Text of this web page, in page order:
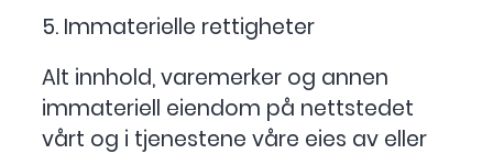
5. Immaterielle rettigheter
Alt innhold, varemerker og annen
immateriell eiendom på nettstedet
vårt og i tjenestene våre eies av eller